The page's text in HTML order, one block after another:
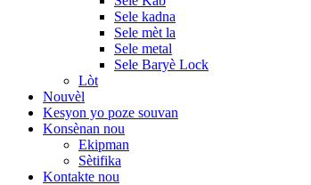
Sele kadna
Sele mèt la
Sele metal
Sele Baryè Lock
Lòt
Nouvèl
Kesyon yo poze souvan
Konsènan nou
Ekipman
Sètifika
Kontakte nou